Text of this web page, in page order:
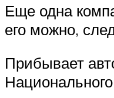
Еще одна
его можно,
Прибывает